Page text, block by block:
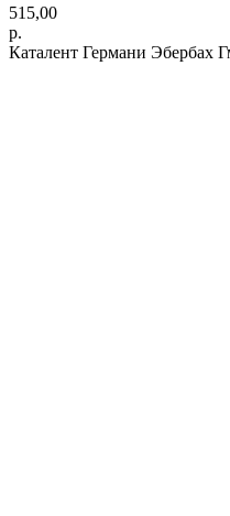
515,00
р.
Каталент Германи Эбербах